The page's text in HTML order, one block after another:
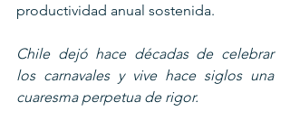
productividad anual sostenida.
Chile dejó hace décadas de celebrar
los carnavales y vive hace siglos una
cuaresma perpetua de rigor.